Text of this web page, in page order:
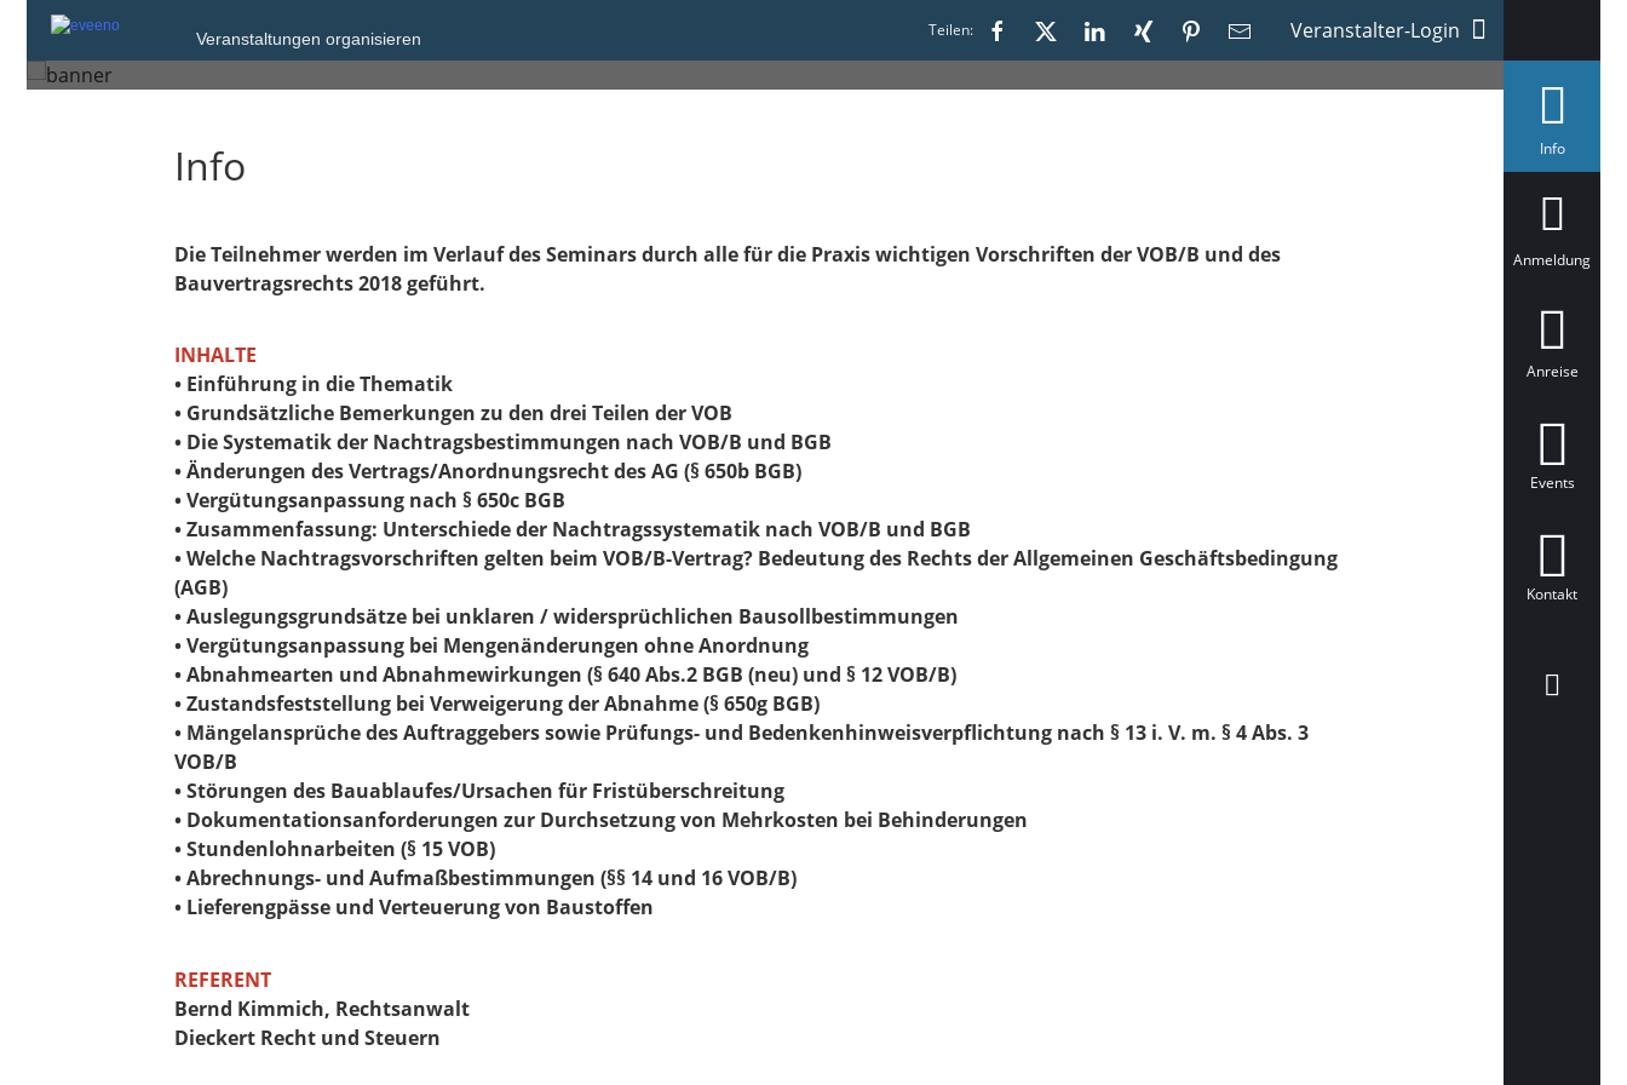
Veranstaltungen organisieren Teilen: Veranstalter-Login
Berlin
Infoa
ä
t
Anmeldung
Anreise
Events
Kontakt
Info
Die Teilnehmer werden im Verlauf des Seminars durch alle für die Praxis wichtigen Vorschriften der VOB/B und des
Bauvertragsrechts 2018 geführt.
INHALTE
• Einführung in die Thematik
• Grundsätzliche Bemerkungen zu den drei Teilen der VOB
• Die Systematik der Nachtragsbestimmungen nach VOB/B und BGB
• Änderungen des Vertrags/Anordnungsrecht des AG (§ 650b BGB)
• Vergütungsanpassung nach § 650c BGB
• Zusammenfassung: Unterschiede der Nachtragssystematik nach VOB/B und BGB
• Welche Nachtragsvorschriften gelten beim VOB/B-Vertrag? Bedeutung des Rechts der Allgemeinen Geschäftsbedingung
(AGB)
• Auslegungsgrundsätze bei unklaren / widersprüchlichen Bausollbestimmungen
• Vergütungsanpassung bei Mengenänderungen ohne Anordnung
• Abnahmearten und Abnahmewirkungen (§ 640 Abs.2 BGB (neu) und § 12 VOB/B)
• Zustandsfeststellung bei Verweigerung der Abnahme (§ 650g BGB)
• Mängelansprüche des Auftraggebers sowie Prüfungs- und Bedenkenhinweisverpflichtung nach § 13 i. V. m. § 4 Abs. 3
VOB/B
• Störungen des Bauablaufes/Ursachen für Fristüberschreitung
• Dokumentationsanforderungen zur Durchsetzung von Mehrkosten bei Behinderungen
• Stundenlohnarbeiten (§ 15 VOB)
• Abrechnungs- und Aufmaßbestimmungen (§§ 14 und 16 VOB/B)
• Lieferengpässe und Verteuerung von Baustoffen
REFERENT
Bernd Kimmich, Rechtsanwalt
Dieckert Recht und Steuern